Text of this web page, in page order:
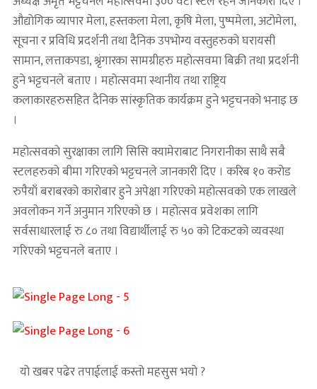
औद्योगिक व्यापार मेला, हस्तकला मेला, कृषि मेला, पुष्पमेला, अटोमेला,
सूचना र प्रविधि प्रदर्शनी तथा दैनिक उपभोग्य वस्तुहरुको घरायसी
सामान, लत्ताकपडा, श्रृंगारका सामग्रीहरु महोत्सवमा बिक्री तथा प्रदर्शनी
हुने भट्टचनले बताए । महोत्सवमा स्थानीय तथा राष्ट्रिय
कलाकारहरुसहित दैनिक सांस्कृतिक कार्यक्रम हुने भट्टचनको भनाइ छ
।
महोत्सवको सुरक्षाका लागि सिसि क्यामेराबाट निगरानीका साथै सबै
स्टलहरुको बीमा गरिएको भट्टचनले जानकारी दिए । करिब १० करोड
रुपैयाँ बराबरको कारोबार हुने अपेक्षा गरिएको महोत्सवको एक लाखले
अवलोकन गर्ने अनुमान गरिएको छ । महोत्सव प्रवेशका लागि
सर्वसाधारलाई रु ८० तथा विद्यार्थीलाई रु ५० को टिकटको व्यवस्था
गरिएको भट्टचनले बताए ।
यो खबर पढेर तपाईलाई कस्तो महसुस भयो ?